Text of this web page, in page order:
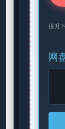
提升
网